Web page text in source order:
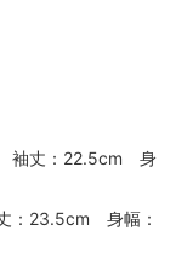
袖丈：22.5cm 身
：23.5cm 身幅：